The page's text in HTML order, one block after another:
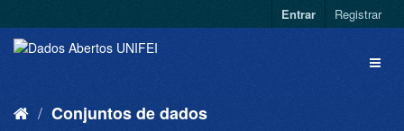
Entrar Registrar
Conjuntos de dados